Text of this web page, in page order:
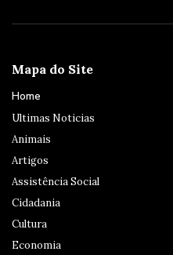
Mapa do Site
Home
Ultimas Noticias
Animais
Artigos
Assistência Social
Cidadania
Cultura
Economia